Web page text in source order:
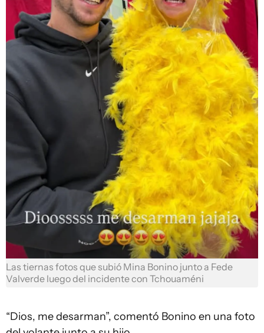
Las tiernas fotos que subió Mina Bonino junto a Fede
Valverde luego del incidente con Tchouaméni
“Dios, me desarman”, comentó Bonino en una foto